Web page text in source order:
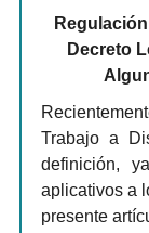
Decreto
Trabajo a
definición,
aplicativos a
presente